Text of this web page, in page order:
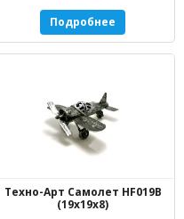
Подробнее
Техно-Арт Самолет HF019B
(19х19х8)